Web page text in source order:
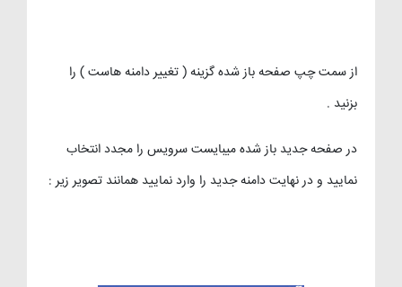
از سمت چپ صفحه باز شده گزینه ( تغییر دامنه هاست ) را
بزنید .
در صفحه جدید باز شده میبایست سرویس را مجدد انتخاب
نمایید و در نهایت دامنه جدید را وارد نمایید همانند تصویر زیر :